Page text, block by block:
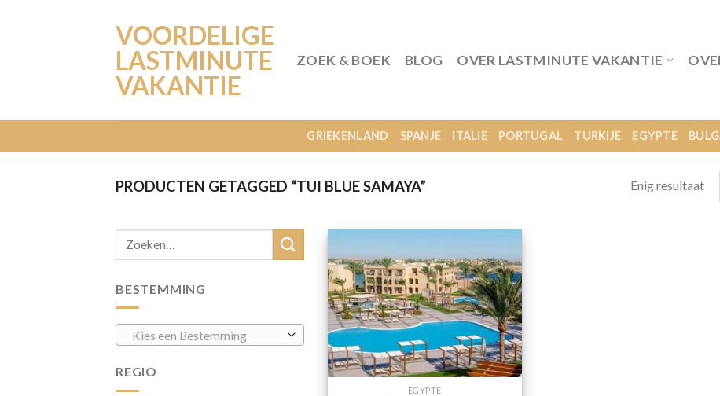
VOORDELIGE
LASTMINUTE
VAKANTIE
ZOEK & BOEK BLOG OVER LASTMINUTE VAKANTIE
GRIEKENLAND SPANJE ITALIE PORTUGAL TURKIJE EGYPTE
PRODUCTEN GETAGGED “TUI BLUE SAMAYA” Enig resultaat
BESTEMMING
Kies een Bestemming
REGIO
EGYPTE